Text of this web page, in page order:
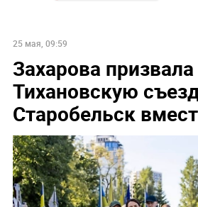
25 мая, 09:59
Захарова призвала
Тихановскую
Старобельск